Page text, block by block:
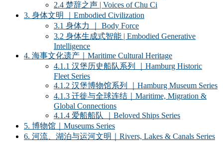
2.4 楚辞之声 | Voices of Chu Ci
3. 身体文明 ｜Embodied Civilization
3.1 身体力 ｜ Body Force
3.2 身体生成式智能 | Embodied Generative
Intelligence
4. 海事文化遗产｜Maritime Cultural Heritage
4.1.1 汉堡历史船队系列 ｜Hamburg Historic
Fleet Series
4.1.2 汉堡博物馆系列 ｜Hamburg Museum Series
4.1.3 迁徙与全球连结｜Maritime, Migration &
Global Connections
4.1.4 爱船船队 ｜Beloved Ships Series
5. 博物馆｜Museums Series
6. 河流、湖泊与运河文明｜Rivers, Lakes & Canals Series